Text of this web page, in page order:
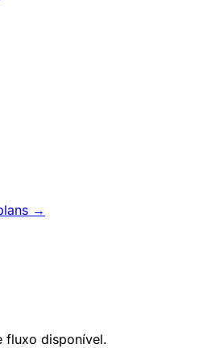
→
fluxo disponível.